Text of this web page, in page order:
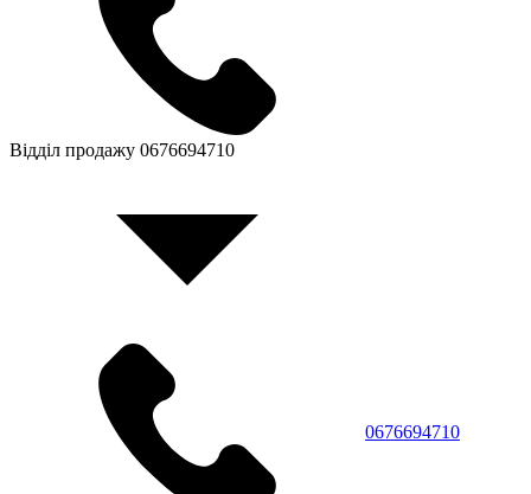
Відділ продажу 0676694710
0676694710